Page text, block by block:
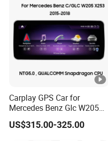
und die Kurier kosten
Q6. Testen Sie alle Ihre
A: Ja, wir haben 100% test
Q7. Wie machen Sie
A:1. Wir halten gute
um sicher zustellen, dass
Carplay GPS Car for
Mercedes Benz Glc W205
C260 C300 C63 V260 V
Class
US$315.00-325.00